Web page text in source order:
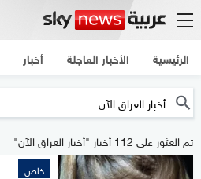
الرئيسية الأخبار العاجلة أخبار
تم العثور على 112 أخبار "أخبار العراق الآن"
خاص